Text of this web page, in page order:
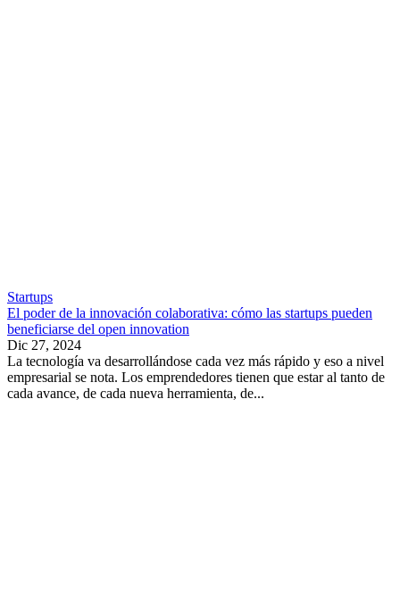
Startups
El poder de la innovación colaborativa: cómo las startups pueden
beneficiarse del open innovation
Dic 27, 2024
La tecnología va desarrollándose cada vez más rápido y eso a nivel
empresarial se nota. Los emprendedores tienen que estar al tanto de
cada avance, de cada nueva herramienta, de...